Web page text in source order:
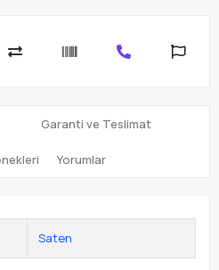
Garanti ve Teslimat
Yorumlar
Saten